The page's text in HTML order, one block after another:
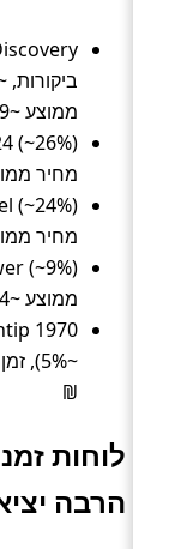
ממוצע ~89 ₪
מחיר ממוצע
מחיר ממוצע
ממוצע ~944 ₪
₪
לוחות
הרבה